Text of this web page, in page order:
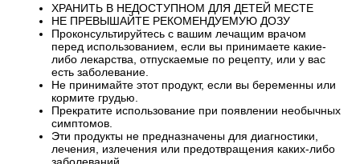
ХРАНИТЬ В НЕДОСТУПНОМ ДЛЯ ДЕТЕЙ МЕСТЕ
НЕ ПРЕВЫШАЙТЕ РЕКОМЕНДУЕМУЮ ДОЗУ
Проконсультируйтесь с вашим лечащим врачом
перед использованием, если вы принимаете какие-
либо лекарства, отпускаемые по рецепту, или у вас
есть заболевание.
Не принимайте этот продукт, если вы беременны или
кормите грудью.
Прекратите использование при появлении необычных
симптомов.
Эти продукты не предназначены для диагностики,
лечения, излечения или предотвращения каких-либо